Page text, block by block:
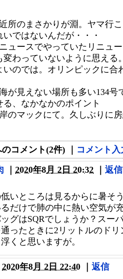
所のまさかりが淵。ヤマ行
ではないんだが・・・
ュースでやっていたリニュ
変わっていないように思える
いのでは。オリンピックに合
が見えない場所も多い134号
、なかなかのポイント
のマックにて。久しぶりに
コメント(2件) ｜ コメント
2020年8月 2日 20:32 返信
いところは見るからに暑そ
だけで肺の中に熱い空気が
グはSQRでしょうか？スー
通ったときに2リットルのド
くと思いますが。
2020年8月 2日 22:40 返信